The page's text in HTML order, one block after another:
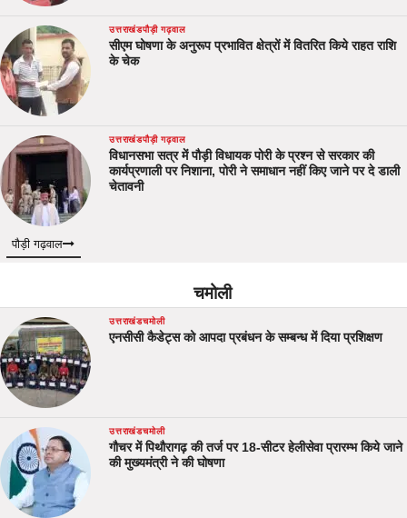
उत्तराखंडपौड़ी गढ़वाल
सीएम घोषणा के अनुरूप प्रभावित क्षेत्रों में वितरित किये राहत राशि
के चेक
उत्तराखंडपौड़ी गढ़वाल
विधानसभा सत्र में पौड़ी विधायक पोरी के प्रश्न से सरकार की
कार्यप्रणाली पर निशाना, पोरी ने समाधान नहीं किए जाने पर दे डाली
चेतावनी
पौड़ी गढ़वाल
चमोली
उत्तराखंडचमोली
एनसीसी कैडेट्स को आपदा प्रबंधन के सम्बन्ध में दिया प्रशिक्षण
उत्तराखंडचमोली
गौचर में पिथौरागढ़ की तर्ज पर 18-सीटर हेलीसेवा प्रारम्भ किये जाने
की मुख्यमंत्री ने की घोषणा